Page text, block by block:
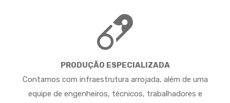
PRODUÇÃO ESPECIALIZADA
Contamos com infraestrutura arrojada, além de uma
equipe de engenheiros, técnicos, trabalhadores e